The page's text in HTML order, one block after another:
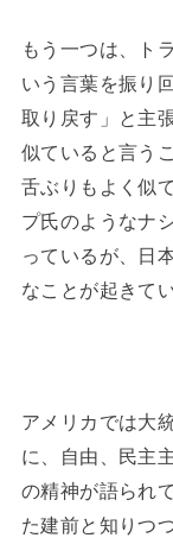
もう一つは、ト
いう言葉を振り
取り戻す」と主
似ていると言う
舌ぶりもよく似
プ氏のようなナ
っているが、日
なことが起きて
アメリカでは大
に、自由、民主
の精神が語られ
た建前と知りつ